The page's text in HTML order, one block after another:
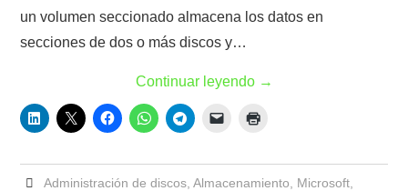
un volumen seccionado almacena los datos en
secciones de dos o más discos y…
Continuar leyendo →
Administración de discos, Almacenamiento Microsoft,